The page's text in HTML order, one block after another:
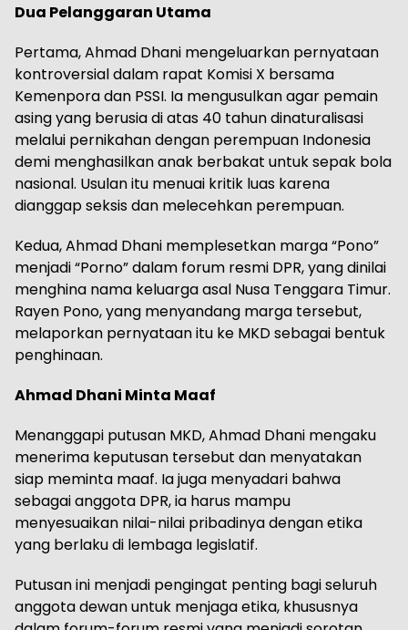
Dua Pelanggaran Utama
Pertama, Ahmad Dhani mengeluarkan pernyataan
kontroversial dalam rapat Komisi X bersama
Kemenpora dan PSSI. Ia mengusulkan agar pemain
asing yang berusia di atas 40 tahun dinaturalisasi
melalui pernikahan dengan perempuan Indonesia
demi menghasilkan anak berbakat untuk sepak bola
nasional. Usulan itu menuai kritik luas karena
dianggap seksis dan melecehkan perempuan.
Kedua, Ahmad Dhani memplesetkan marga “Pono”
menjadi “Porno” dalam forum resmi DPR, yang dinilai
menghina nama keluarga asal Nusa Tenggara Timur.
Rayen Pono, yang menyandang marga tersebut,
melaporkan pernyataan itu ke MKD sebagai bentuk
penghinaan.
Ahmad Dhani Minta Maaf
Menanggapi putusan MKD, Ahmad Dhani mengaku
menerima keputusan tersebut dan menyatakan
siap meminta maaf. Ia juga menyadari bahwa
sebagai anggota DPR, ia harus mampu
menyesuaikan nilai-nilai pribadinya dengan etika
yang berlaku di lembaga legislatif.
Putusan ini menjadi pengingat penting bagi seluruh
anggota dewan untuk menjaga etika, khususnya